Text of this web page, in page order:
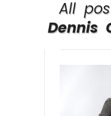
All
Dennis